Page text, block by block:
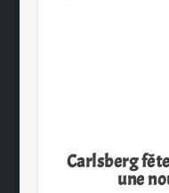
Carlsberg
une